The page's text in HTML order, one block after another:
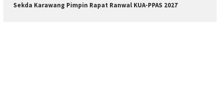
Sekda Karawang Pimpin Rapat Ranwal KUA-PPAS 2027